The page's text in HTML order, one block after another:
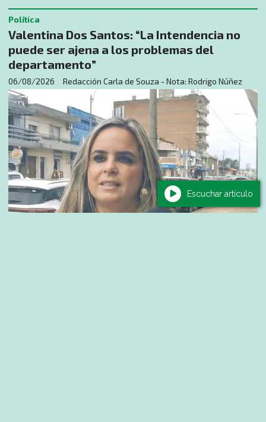
Valentina Dos Santos: “La Intendencia no
puede ser ajena a los problemas del
departamento”
Redacción Carla de Souza - Nota: Rodrigo Núñez
Política
06/08/2026
Escuchar artículo